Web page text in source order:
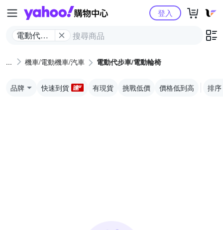
Yahoo購物中心
電動代步
椅
登入
機車/電動機車/汽車 電動代步車/電動輪椅
品牌 快速到貨 有現貨 挑戰低價 價格低到高 排序